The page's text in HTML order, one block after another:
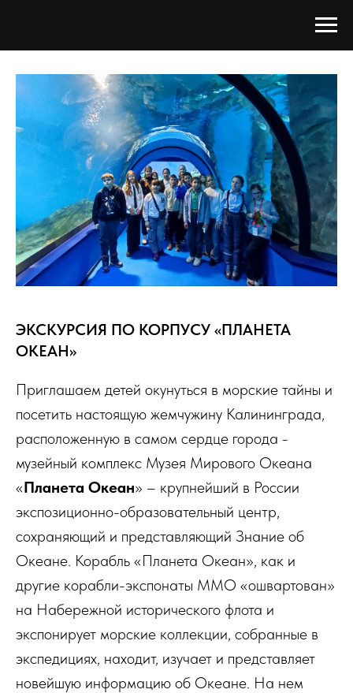
ЭКСКУРСИЯ ПО КОРПУСУ «ПЛАНЕТА
ОКЕАН»
Приглашаем детей окунуться в морские тайны и
посетить настоящую жемчужину Калининграда,
расположенную в самом сердце города -
музейный комплекс Музея Мирового Океана
«Планета Океан» – крупнейший в России
экспозиционно-образовательный центр,
сохраняющий и представляющий Знание об
Океане. Корабль «Планета Океан», как и
другие корабли-экспонаты ММО «ошвартован»
на Набережной исторического флота и
экспонирует морские коллекции, собранные в
экспедициях, находит, изучает и представляет
новейшую информацию об Океане. На нем